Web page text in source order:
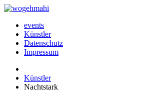
events
Künstler
Datenschutz
Impressum
Künstler
Nachtstark